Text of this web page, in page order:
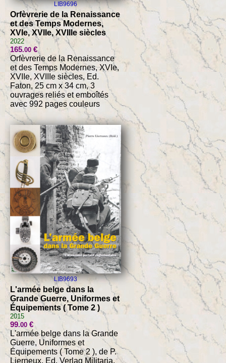
LIB9696
Orfèvrerie de la Renaissance
et des Temps Modernes,
XVIe, XVIIe, XVIIIe siècles
2022
165.00€
Orfèvrerie de la Renaissance
et des Temps Modernes, XVIe,
XVIIe, XVIIIe siècles, Ed.
Faton, 25 cm x 34 cm, 3
ouvrages reliés et emboîtés
avec 992 pages couleurs
LIB9693
L'armée belge dans la
Grande Guerre, Uniformes et
Équipements ( Tome 2 )
2015
99.00€
L'armée belge dans la Grande
Guerre, Uniformes et
Équipements ( Tome 2 ), de P.
Lierneux, Ed. Verlag Militaria,